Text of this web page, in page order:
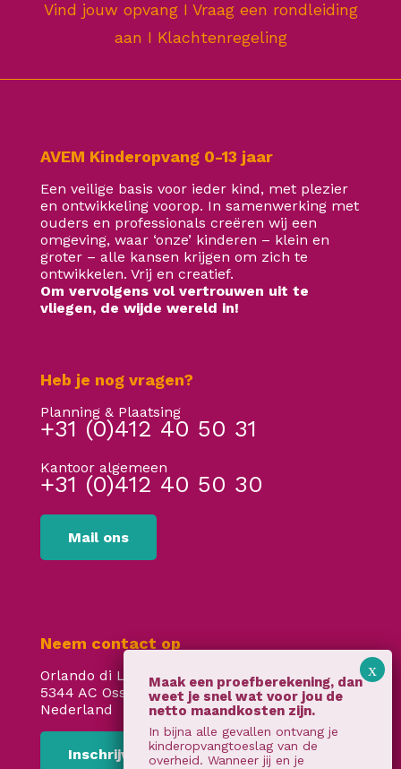
Vind jouw opvangI Vraag een rondleiding
aan I Klachtenregeling
AVEM Kinderopvang 0-13 jaar
Een veilige basis voor ieder kind, met plezier
en ontwikkeling voorop. In samenwerking met
ouders en professionals creëren wij een
omgeving, waar ‘onze’ kinderen – klein en
groter – alle kansen krijgen om zich te
ontwikkelen. Vrij en creatief.
Om vervolgens vol vertrouwen uit te
vliegen, de wijde wereld in!
Heb je nog vragen?
Planning & Plaatsing
+31 (0)412 40 50 31
Kantoor algemeen
+31 (0)412 40 50 30
Mail ons
Neem contact op
Orlando di Lassostraat 24
5344 AC Oss
Nederland
Inschrijven
In bijna alle gevallen ontvang je
kinderopvangtoeslag van de
overheid. Wanneer jij en je